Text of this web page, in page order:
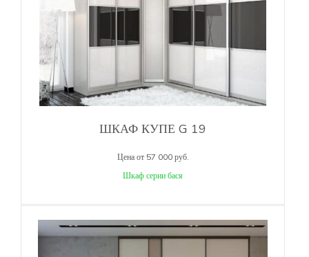
ШКАФ КУПЕ G 19
Цена от 57 000 руб.
Шкаф серии бася